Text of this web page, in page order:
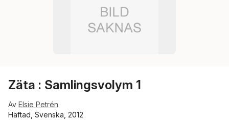
Zäta : Samlingsvolym 1
Av Elsie Petrén
Häftad, Svenska, 2012